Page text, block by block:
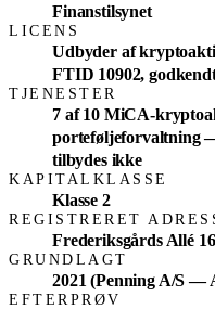
Finanstilsynet
LICENS
Udbyder af
FTID 10902,
TJENESTER
7 af 10 MiCA-
porteføljeforvaltning
tilbydes ikke
KAPITALKLASSE
Klasse 2
REGISTRERET
Frederiksgårds Allé
GRUNDLAGT
2021 (Penning A/S —
EFTERPRØV